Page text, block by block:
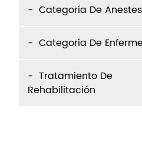
Categoría De
Categoría De
Tratamiento De
Rehabilitación